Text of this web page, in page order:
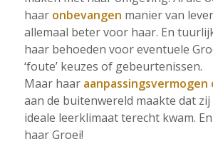
haar onbevangen manier van
allemaal beter voor haar. En
haar behoeden voor eventuele
‘foute’ keuzes of gebeurtenissen.
Maar haar
aan de buitenwereld maakte dat
ideale leerklimaat terecht kwam.
haar Groei!